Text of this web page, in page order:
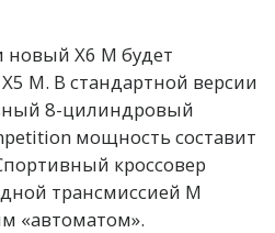
новый Х6 М будет
М. В стандартной версии
8-цилиндровый
мощность составит
кроссовер
трансмиссией M
«автоматом».